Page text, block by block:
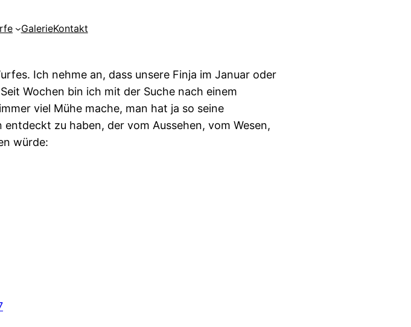
GalerieKontakt
Ich nehme an, dass unsere Finja im Januar oder
Wochen bin ich mit der Suche nach einem
viel Mühe mache, man hat ja so seine
zu haben, der vom Aussehen, vom Wesen,
würde: